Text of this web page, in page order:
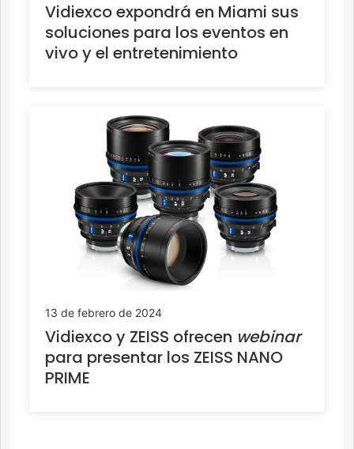
Vidiexco expondrá en Miami sus
soluciones para los eventos en
vivo y el entretenimiento
13 de febrero de 2024
Vidiexco y ZEISS ofrecen webinar
para presentar los ZEISS NANO
PRIME